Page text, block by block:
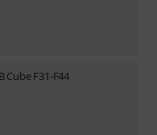
Cube F31-F44